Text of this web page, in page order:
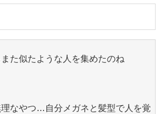
た似たような人を集めたのね
なやつ…自分メガネと髪型で人を覚